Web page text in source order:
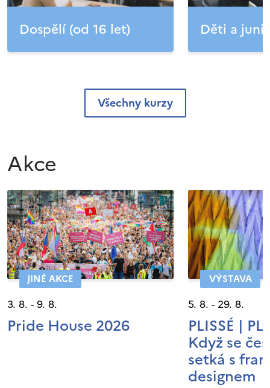
Dospělí (od 16 let) Děti a
Všechny kurzy
Akce
JINÉ AKCE
3. 8. - 9. 8.
Pride House 2026
VÝSTAVA
5. 8. - 29. 8.
PLISSÉ |
Když se
setká s
designem